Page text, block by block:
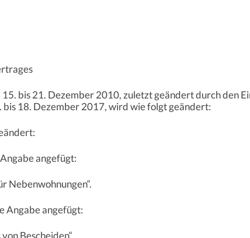
bis 21. Dezember 2010, zuletzt geändert durch den
18. Dezember 2017, wird wie folgt geändert:
angefügt:
Nebenwohnungen“.
Angabe angefügt:
Bescheiden“.